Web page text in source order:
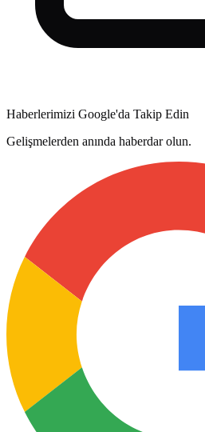
Haberlerimizi Google'da Takip Edin
Gelişmelerden anında haberdar olun.